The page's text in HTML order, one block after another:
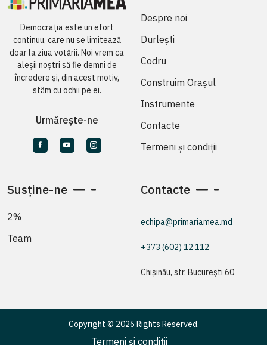
Democrația este un efort
continuu, care nu se limitează
doar la ziua votării. Noi vrem ca
aleșii noștri să fie demni de
încredere și, din acest motiv,
stăm cu ochii pe ei.
Urmărește-ne
Despre noi
Durlești
Codru
Construim Orașul
Instrumente
Contacte
Termeni și condiții
Susține-ne
2%
Team
Contacte
echipa@primariamea.md
+373 (602) 12 112
Chișinău, str. București 60
Copyright © 2026 Rights Reserved.
Termeni și condiții